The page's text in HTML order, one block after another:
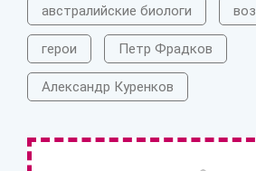
австралийские биологи
герои Петр Фрадков
Александр Куренков